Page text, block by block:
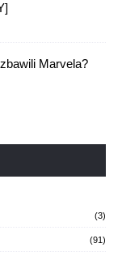
Marvela?
(3)
(91)